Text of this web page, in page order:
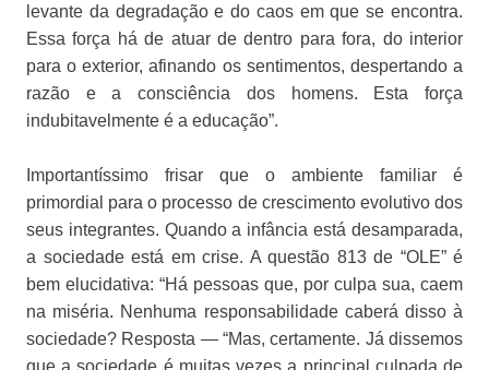
levante da degradação e do caos em que se encontra.
Essa força há de atuar de dentro para fora, do interior
para o exterior, afinando os sentimentos, despertando a
razão e a consciência dos homens. Esta força
indubitavelmente é a educação”.
Importantíssimo frisar que o ambiente familiar é
primordial para o processo de crescimento evolutivo dos
seus integrantes. Quando a infância está desamparada,
a sociedade está em crise. A questão 813 de “OLE” é
bem elucidativa: “Há pessoas que, por culpa sua, caem
na miséria. Nenhuma responsabilidade caberá disso à
sociedade? Resposta — “Mas, certamente. Já dissemos
que a sociedade é muitas vezes a principal culpada de